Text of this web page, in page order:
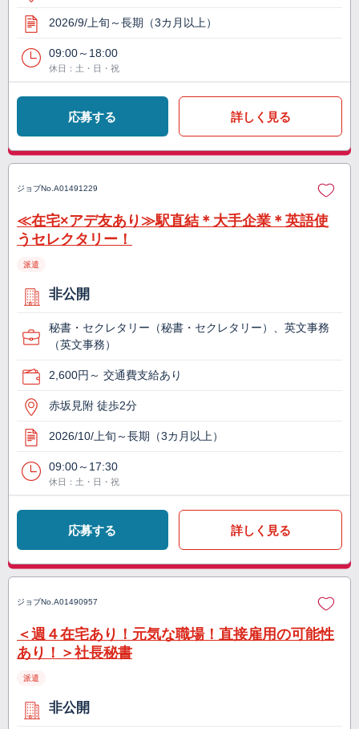
2026/9/上旬～長期（3カ月以上）
09:00～18:00
休日：土・日・祝
応募する 詳しく見る
ジョブNo. A01491229
≪在宅×アデ友あり≫駅直結＊大手企業＊英語使
うセレクタリー！
派遣
非公開
秘書・セクレタリー（秘書・セクレタリー）、英文事務
（英文事務）
2,600円～ 交通費支給あり
赤坂見附 徒歩2分
2026/10/上旬～長期（3カ月以上）
09:00～17:30
休日：土・日・祝
応募する 詳しく見る
ジョブNo. A01490957
＜週４在宅あり！元気な職場！直接雇用の可能性
あり！＞社長秘書
派遣
非公開